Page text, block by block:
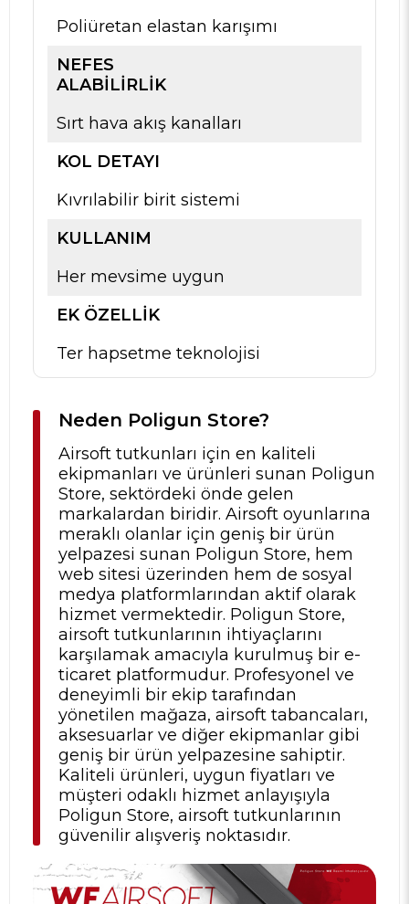
Poliüretan elastan karışımı
NEFES
ALABILIRLIK
Sırt hava akış kanalları
KOL DETAYI
Kıvrılabilir birit sistemi
KULLANIM
Her mevsime uygun
EK ÖZELLIK
Ter hapsetme teknolojisi
Neden Poligun Store?
Airsoft tutkunları için en kaliteli
ekipmanları ve ürünleri sunan Poligun
Store, sektördeki önde gelen
markalardan biridir. Airsoft oyunlarına
meraklı olanlar için geniş bir ürün
yelpazesi sunan Poligun Store, hem
web sitesi üzerinden hem de sosyal
medya platformlarından aktif olarak
hizmet vermektedir. Poligun Store,
airsoft tutkunlarının ihtiyaçlarını
karşılamak amacıyla kurulmuş bir e-
ticaret platformudur. Profesyonel ve
deneyimli bir ekip tarafından
yönetilen mağaza, airsoft tabancaları,
aksesuarlar ve diğer ekipmanlar gibi
geniş bir ürün yelpazesine sahiptir.
Kaliteli ürünleri, uygun fiyatları ve
müşteri odaklı hizmet anlayışıyla
Poligun Store, airsoft tutkunlarının
güvenilir alışveriş noktasıdır.